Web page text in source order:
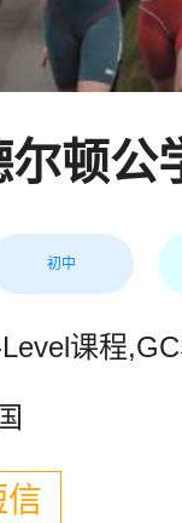
尔顿公
初中
课程
信